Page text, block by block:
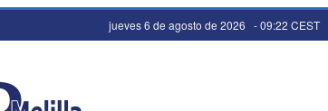
jueves 6 de agosto de 2026 - 09:22 CEST